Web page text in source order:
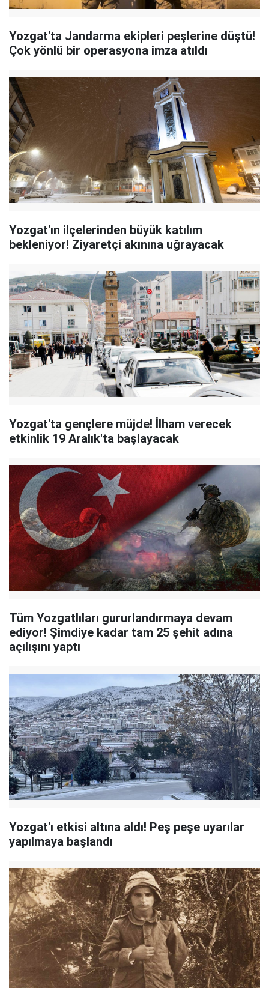
Yozgat'ta Jandarma ekipleri peşlerine düştü!
Çok yönlü bir operasyona imza atıldı
Yozgat'ın ilçelerinden büyük katılım
bekleniyor! Ziyaretçi akınına uğrayacak
Yozgat'ta gençlere müjde! İlham verecek
etkinlik 19 Aralık'ta başlayacak
Tüm Yozgatlıları gururlandırmaya devam
ediyor! Şimdiye kadar tam 25 şehit adına
açılışını yaptı
Yozgat'ı etkisi altına aldı! Peş peşe uyarılar
yapılmaya başlandı